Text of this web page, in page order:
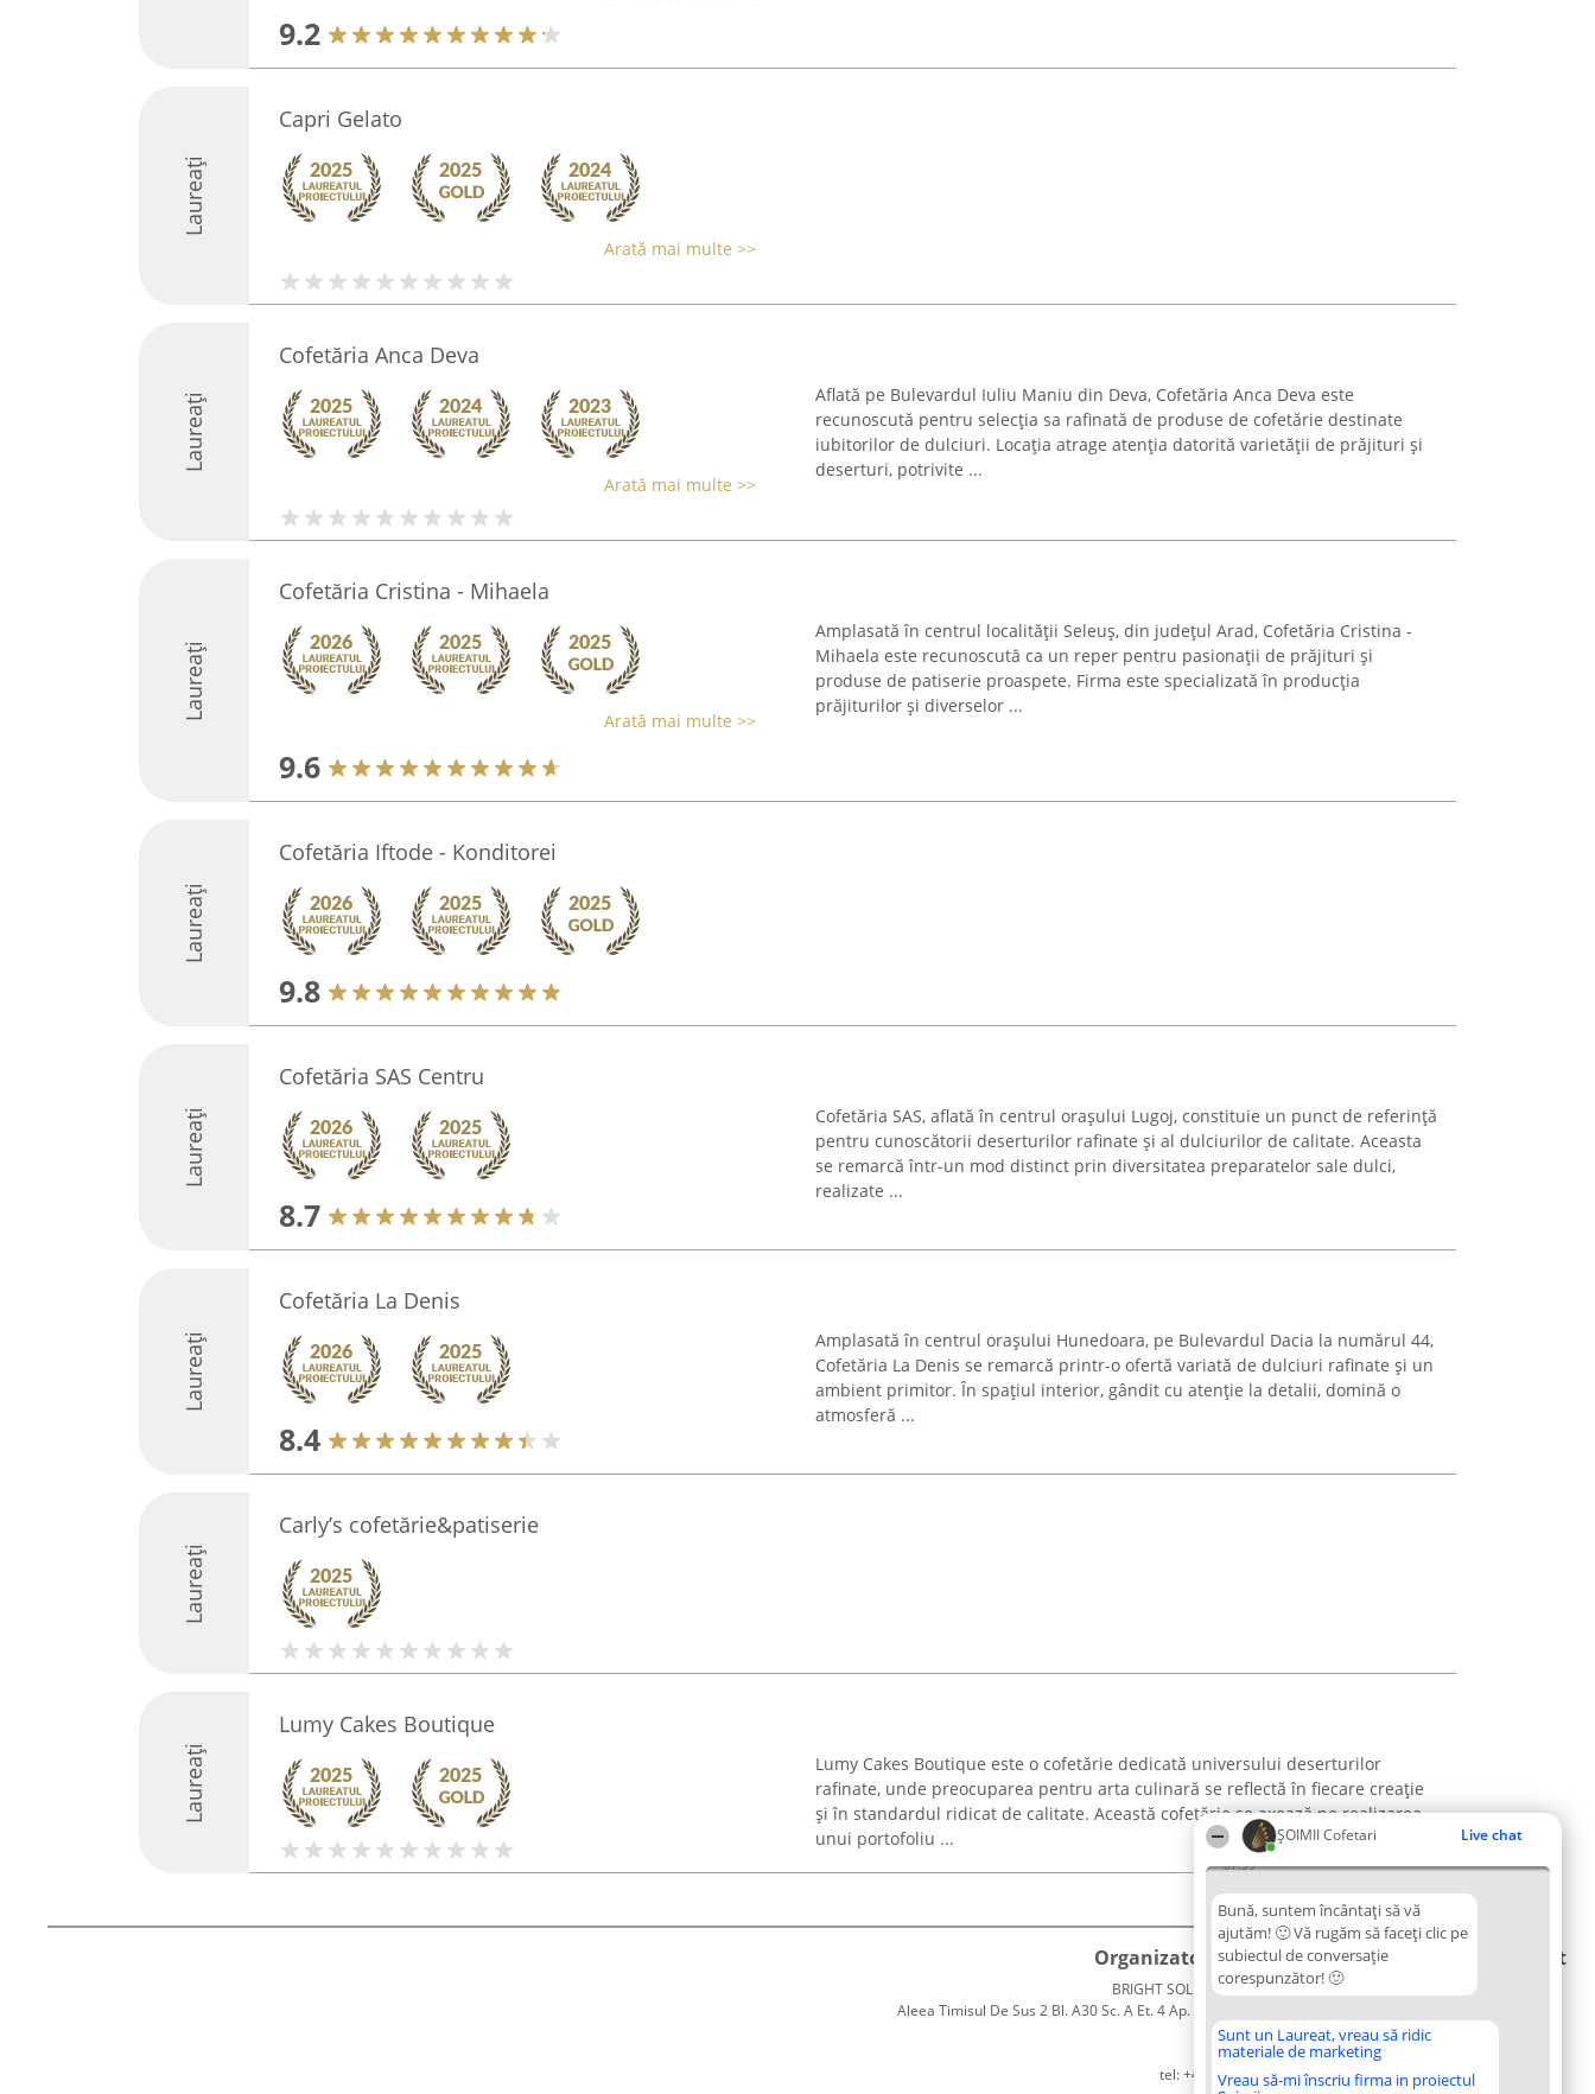
ȘOIMII Cofetari Live chat
07:59
Bună, suntem încântați să vă
ajutăm! 🙂 Vă rugăm să faceți clic pe
subiectul de conversație
corespunzător! 🙂
Sunt un Laureat, vreau să ridic
materiale de marketing
Vreau să-mi înscriu firma in proiectul
9.2
Laureați
Capri Gelato
Arată mai multe >>
Laureați
Cofetăria Anca Deva
Arată mai multe >>
Aflată pe Bulevardul Iuliu Maniu din Deva, Cofetăria Anca Deva este
recunoscută pentru selecția sa rafinată de produse de cofetărie destinate
iubitorilor de dulciuri. Locația atrage atenția datorită varietății de prăjituri și
deserturi, potrivite ...
Laureați
Cofetăria Cristina - Mihaela
Arată mai multe >>
9.6
Amplasată în centrul localității Seleuș, din județul Arad, Cofetăria Cristina -
Mihaela este recunoscută ca un reper pentru pasionații de prăjituri și
produse de patiserie proaspete. Firma este specializată în producția
prăjiturilor și diverselor ...
Laureați
Cofetăria Iftode - Konditorei
9.8
Laureați
Cofetăria SAS Centru
8.7
Cofetăria SAS, aflată în centrul orașului Lugoj, constituie un punct de referință
pentru cunoscătorii deserturilor rafinate și al dulciurilor de calitate. Aceasta
se remarcă într-un mod distinct prin diversitatea preparatelor sale dulci,
realizate ...
Laureați
Cofetăria La Denis
8.4
Amplasată în centrul orașului Hunedoara, pe Bulevardul Dacia la numărul 44,
Cofetăria La Denis se remarcă printr-o ofertă variată de dulciuri rafinate și un
ambient primitor. În spațiul interior, gândit cu atenție la detalii, domină o
atmosferă ...
Laureați
Carly’s cofetărie&patiserie
Laureați
Lumy Cakes Boutique
Lumy Cakes Boutique este o cofetărie dedicată universului deserturilor
rafinate, unde preocuparea pentru arta culinară se reflectă în fiecare creație
și în standardul ridicat de calitate. Această cofetărie se axează pe realizarea
unui portofoliu ...
Organizator Ranking
BRIGHT SOLUTIONS BR SRL
Aleea Timisul De Sus 2 Bl. A30 Sc. A Et. 4 Ap. 13 Cod 061952
București
CUI 36737675
tel: +40 770 990 492
Plebiscyt
Tuturor
Laureaților
Reguli
Contact